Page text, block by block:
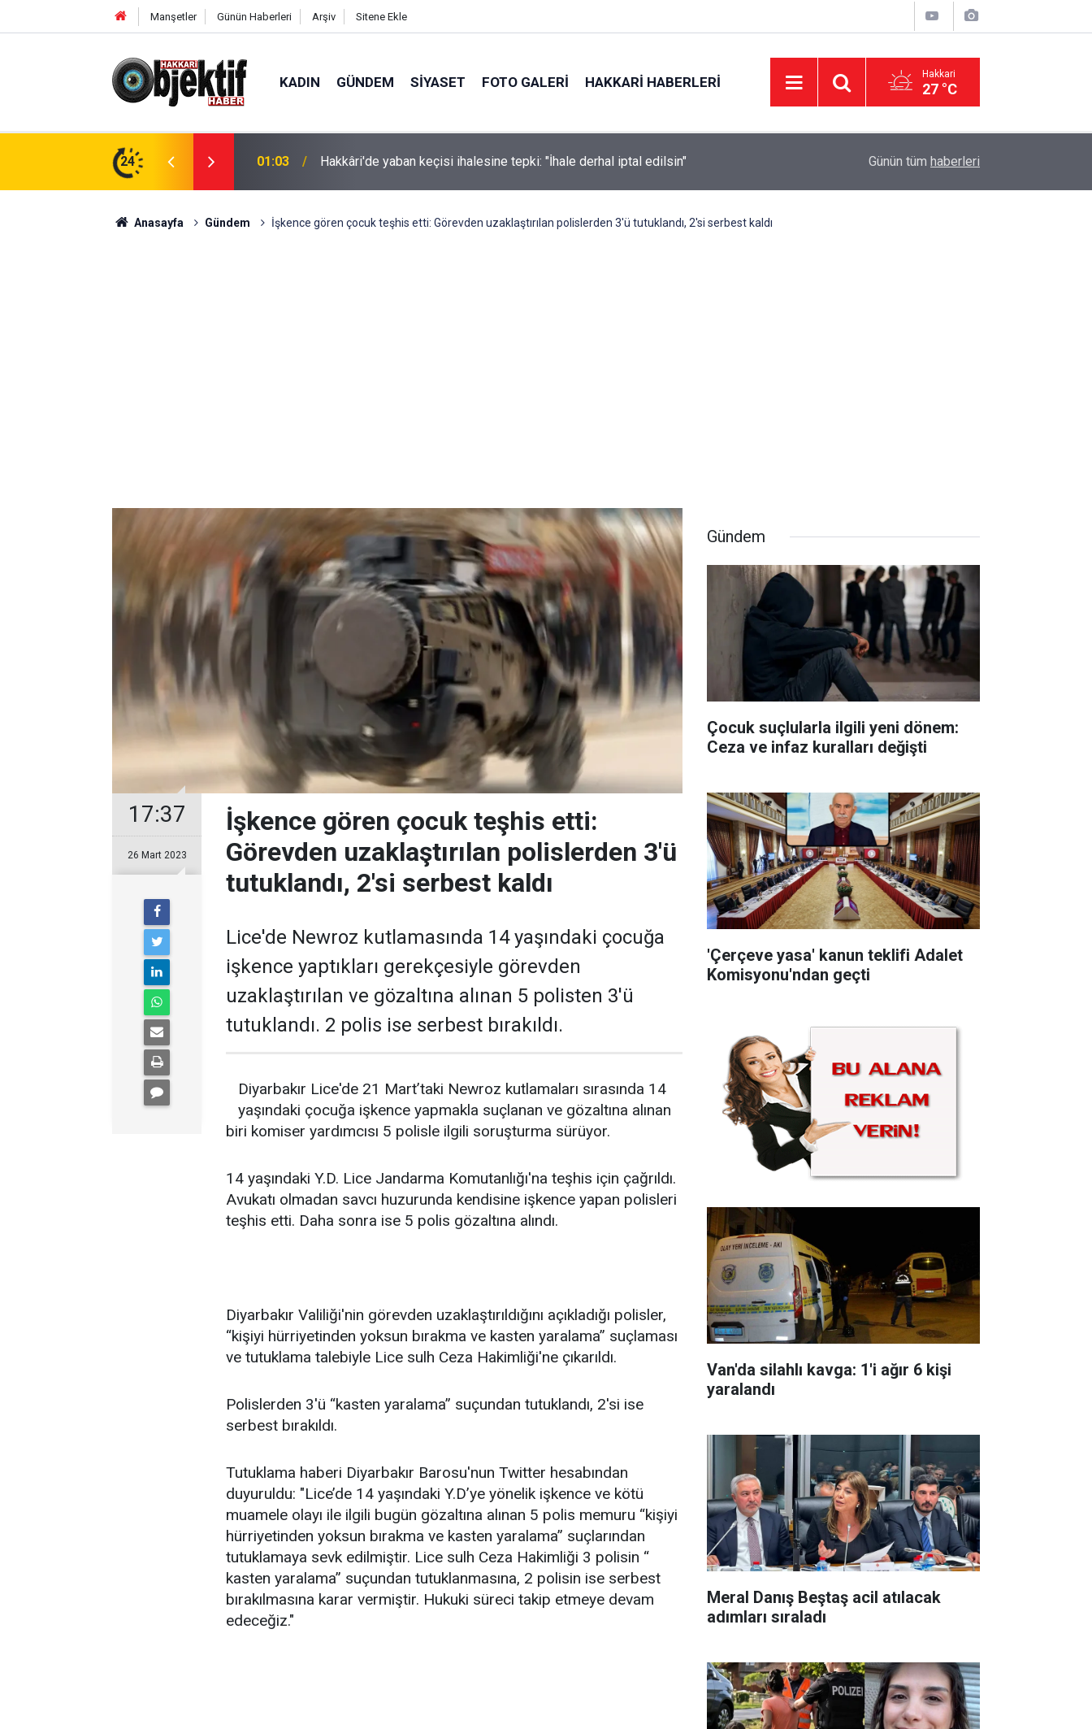
Manşetler Günün Haberleri Arşiv Sitene Ekle
KADIN GÜNDEM SIYASET FOTO GALERI HAKKARI HABERLERI Hakkari
27 °C
24
"İhale derhal iptal edilsin" 00:58 14 yaşındaki Damlanur'un ölümünde Hakkâri'de de operasyon: 7 gözaltı Hakkari'de Yaylada süt sağımı sonrası halay
Günün tüm haberleri
Anasayfa Gündem İşkence gören çocuk teşhis etti: Görevden uzaklaştırılan polislerden 3'ü tutuklandı, 2'si serbest kaldı
17:37
26 Mart 2023
İşkence gören çocuk teşhis etti:
Görevden uzaklaştırılan polislerden 3'ü
tutuklandı, 2'si serbest kaldı
Lice'de Newroz kutlamasında 14 yaşındaki çocuğa
işkence yaptıkları gerekçesiyle görevden
uzaklaştırılan ve gözaltına alınan 5 polisten 3'ü
tutuklandı. 2 polis ise serbest bırakıldı.
Diyarbakır Lice'de 21 Mart’taki Newroz kutlamaları sırasında 14
yaşındaki çocuğa işkence yapmakla suçlanan ve gözaltına alınan
biri komiser yardımcısı 5 polisle ilgili soruşturma sürüyor.
14 yaşındaki Y.D. Lice Jandarma Komutanlığı'na teşhis için çağrıldı.
Avukatı olmadan savcı huzurunda kendisine işkence yapan polisleri
teşhis etti. Daha sonra ise 5 polis gözaltına alındı.
Diyarbakır Valiliği'nin görevden uzaklaştırıldığını açıkladığı polisler,
“kişiyi hürriyetinden yoksun bırakma ve kasten yaralama” suçlaması
ve tutuklama talebiyle Lice sulh Ceza Hakimliği'ne çıkarıldı.
Polislerden 3'ü “kasten yaralama” suçundan tutuklandı, 2'si ise
serbest bırakıldı.
Tutuklama haberi Diyarbakır Barosu'nun Twitter hesabından
duyuruldu: "Lice’de 14 yaşındaki Y.D’ye yönelik işkence ve kötü
muamele olayı ile ilgili bugün gözaltına alınan 5 polis memuru “kişiyi
hürriyetinden yoksun bırakma ve kasten yaralama” suçlarından
tutuklamaya sevk edilmiştir. Lice sulh Ceza Hakimliği 3 polisin “
kasten yaralama” suçundan tutuklanmasına, 2 polisin ise serbest
bırakılmasına karar vermiştir. Hukuki süreci takip etmeye devam
edeceğiz."
Gündem
Çocuk suçlularla ilgili yeni dönem:
Ceza ve infaz kuralları değişti
'Çerçeve yasa' kanun teklifi Adalet
Komisyonu'ndan geçti
Van'da silahlı kavga: 1'i ağır 6 kişi
yaralandı
Meral Danış Beştaş acil atılacak
adımları sıraladı